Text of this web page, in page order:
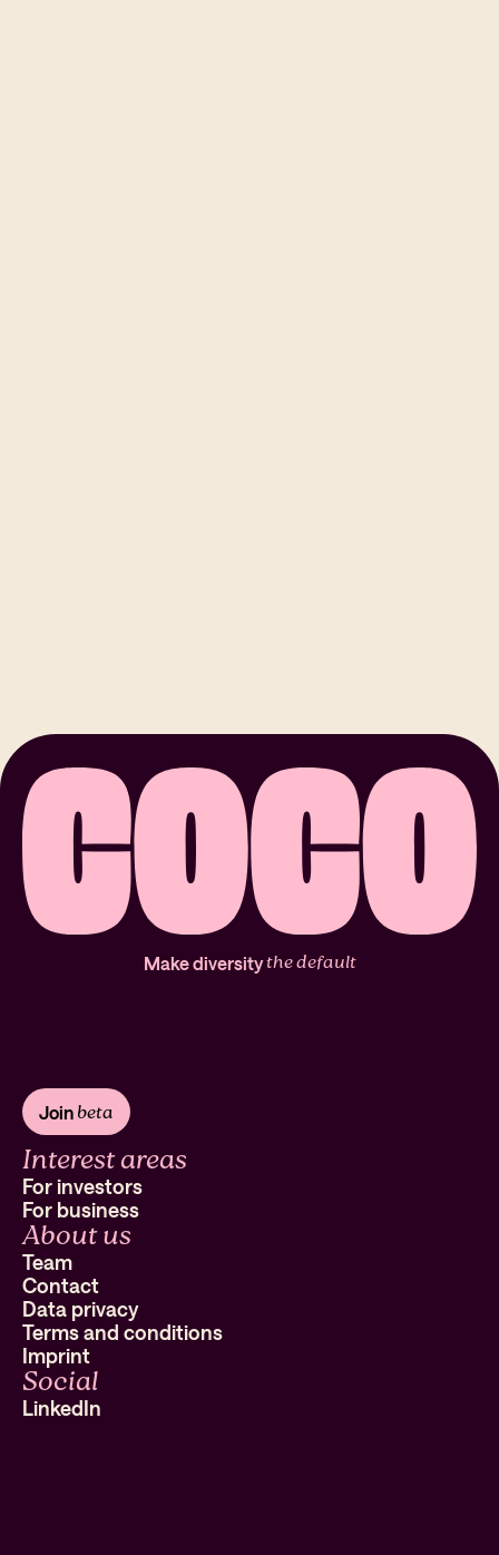
Make diversitythe default
Join beta
Interest areas
For investors
For business
About us
Team
Contact
Data privacy
Terms and conditions
Imprint
Social
LinkedIn